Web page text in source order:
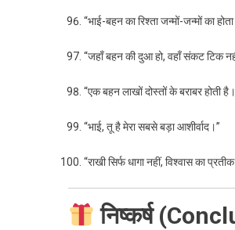
“भाई-बहन का रिश्ता जन्मों-जन्मों का
“जहाँ बहन की दुआ हो, वहाँ संकट टिक
“एक बहन लाखों दोस्तों के बराबर होती
“भाई, तू है मेरा सबसे बड़ा आशीर्वाद।”
“राखी सिर्फ धागा नहीं, विश्वास का
निष्कर्ष